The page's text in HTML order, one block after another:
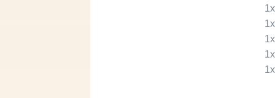
1x
1x
1x
1x
1x